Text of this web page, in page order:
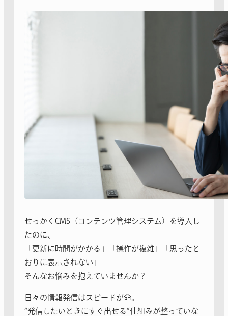
せっかくCMS（コンテンツ管理システム）を導入し
たのに、
「更新に時間がかかる」「操作が複雑」「思ったと
おりに表示されない」
そんなお悩みを抱えていませんか？
日々の情報発信はスピードが命。
“発信したいときにすぐ出せる”仕組みが整っていな